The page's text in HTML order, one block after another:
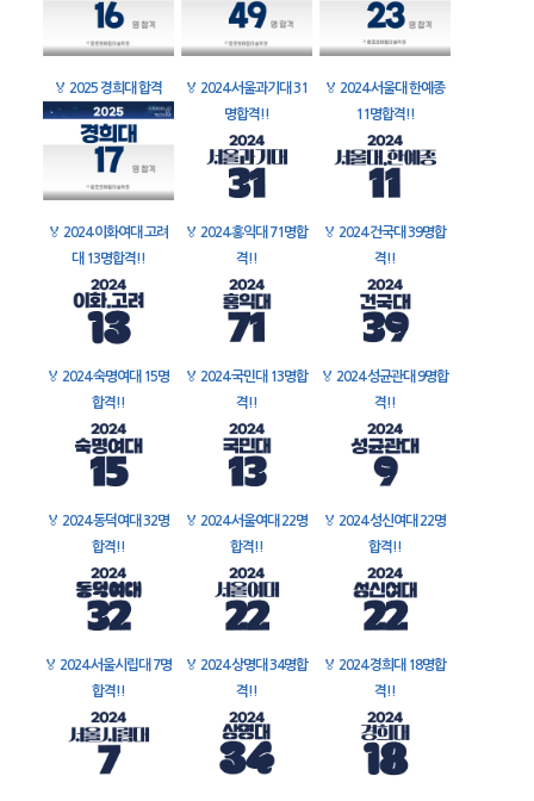
🏅 2025 경희대 합격 🏅 2024 서울과기대 31
명합격!!
🏅 2024 서울대 한예종
11명합격!!
🏅 2024 이화여대 고려
대 13명합격!!
🏅 2024 홍익대 71명합
격!!
🏅 2024 건국대 39명합
격!!
🏅 2024 숙명여대 15명
합격!!
🏅 2024 국민대 13명합
격!!
🏅 2024 성균관대 9명합
격!!
🏅 2024 동덕여대 32명
합격!!
🏅 2024 서울여대 22명
합격!!
🏅 2024 성신여대 22명
합격!!
🏅 2024 서울시립대 7명
합격!!
🏅 2024 상명대 34명합
격!!
🏅 2024 경희대 18명합
격!!